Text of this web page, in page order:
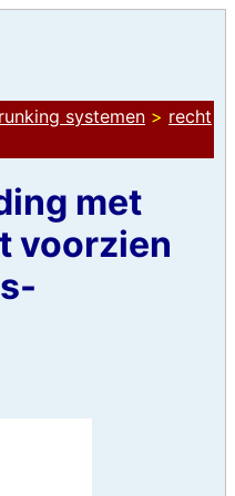
systemen > recht
met
voorzien